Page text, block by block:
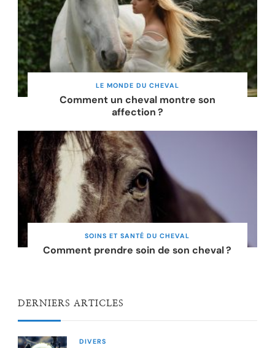
LE MONDE DU CHEVAL
Comment un cheval montre son
affection ?
SOINS ET SANTÉ DU CHEVAL
Comment prendre soin de son cheval ?
DERNIERS ARTICLES
DIVERS